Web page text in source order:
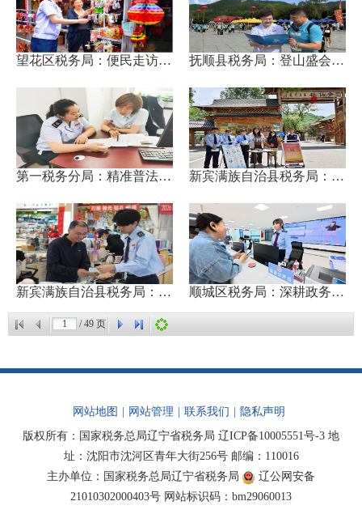
望花区税务局：便民走访进街... 抚顺县税务局：登山盛会添“...
第一税务分局：精准普法进银... 新宾满族自治县税务局：以法...
新宾满族自治县税务局：“典... 顺城区税务局：深耕政务公开...
/49 页
网站地图 网站管理 联系我们
隐私声明
版权所有：国家税务总局辽宁省税务局 辽ICP备10005551号-3 地
址：沈阳市沈河区青年大街256号 邮编：110016
主办单位：国家税务总局辽宁省税务局
辽公网安备
21010302000403号 网站标识码：bm29060013